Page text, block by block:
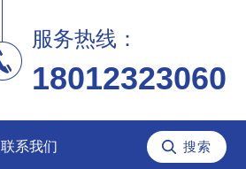
服务热线：
18012323060
联系我们